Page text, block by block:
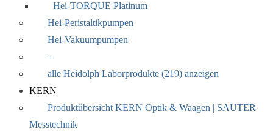
Hei-TORQUE Platinum
Hei-Peristaltikpumpen
Hei-Vakuumpumpen
–
alle Heidolph Laborprodukte (219) anzeigen
KERN
Produktübersicht KERN Optik & Waagen | SAUTER
Messtechnik